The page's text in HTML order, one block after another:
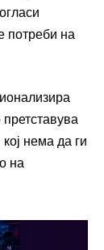
потреби на
нема да ги
на